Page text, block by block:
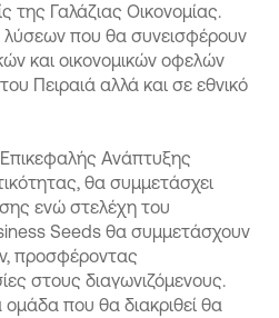
της Γαλάζιας Οικονομίας.
λύσεων που θα συνεισφέρουν
και οικονομικών οφελών
Πειραιά αλλά και σε εθνικό
Ανάπτυξης
θα συμμετάσχει
ενώ στελέχη του
Seeds θα συμμετάσχουν
προσφέροντας
στους διαγωνιζόμενους.
που θα διακριθεί θα